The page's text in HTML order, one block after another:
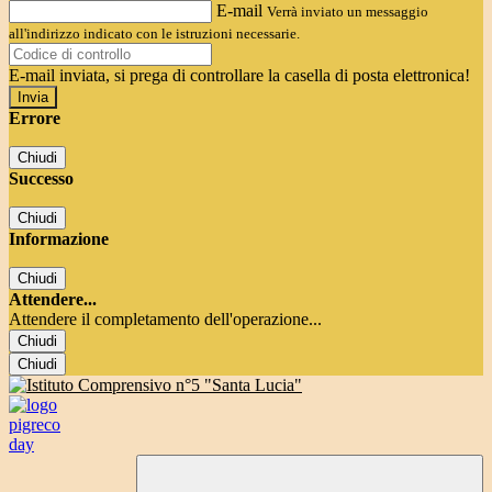
E-mail Verrà inviato un messaggio
all'indirizzo indicato con le istruzioni necessarie.
E-mail inviata, si prega di controllare la casella di posta elettronica!
Errore
Chiudi
Successo
Chiudi
Informazione
Chiudi
Attendere...
Attendere il completamento dell'operazione...
Chiudi
Chiudi